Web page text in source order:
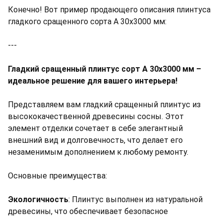
Конечно! Вот пример продающего описания плинтуса
гладкого сращенного сорта А 30х3000 мм:
---
Гладкий сращенный плинтус сорт А 30х3000 мм –
идеальное решение для вашего интерьера!
Представляем вам гладкий сращенный плинтус из
высококачественной древесины сосны. Этот
элемент отделки сочетает в себе элегантный
внешний вид и долговечность, что делает его
незаменимым дополнением к любому ремонту.
Основные преимущества:
Экологичность: Плинтус выполнен из натуральной
древесины, что обеспечивает безопасное